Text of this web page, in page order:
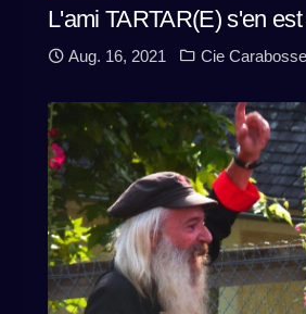
L'ami TARTAR(E) s'en
Aug. 16, 2021 Cie Carabosse